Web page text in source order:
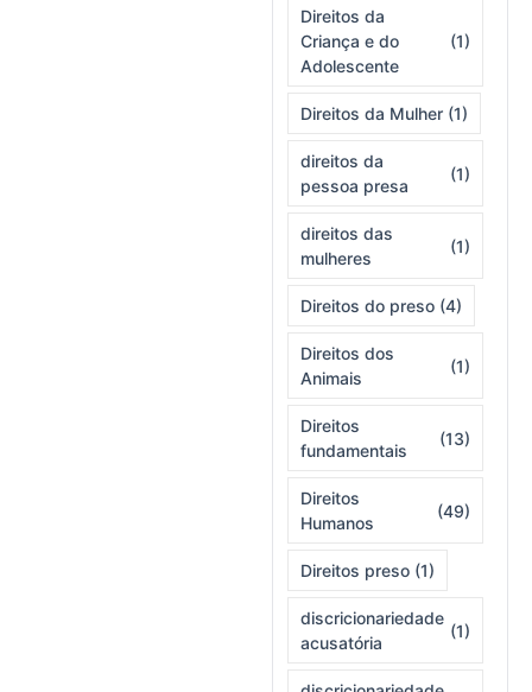
Direitos da
Criança e do
Adolescente
(1)
Direitos da Mulher (1)
direitos da
pessoa presa
(1)
direitos das
mulheres
(1)
Direitos do preso (4)
Direitos dos
Animais
(1)
Direitos
fundamentais
(13)
Direitos
Humanos
(49)
Direitos preso (1)
discricionariedade
acusatória
(1)